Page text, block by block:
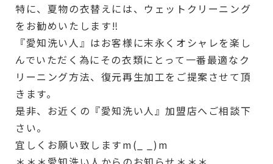
特に、夏物の衣替えには、ウェットクリーニング
をお勧めいたします‼︎
『愛知洗い人』はお客様に末永くオシャレを楽し
んでいただく為にその衣類にとって一番最適なク
リーニング方法、復元再生加工をご提案させて頂
きます。
是非、お近くの『愛知洗い人』加盟店へご相談下
さい。
宜しくお願い致しますm(_ _)m